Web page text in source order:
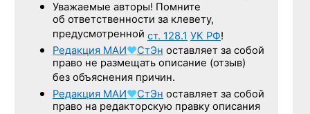
Уважаемые авторы! Помните
об ответственности за клевету,
предусмотренной ст. 128.1 УК РФ!
Редакция МАИ♥СтЭн оставляет за собой
право не размещать описание (отзыв)
без объяснения причин.
Редакция МАИ♥СтЭн оставляет за собой
право на редакторскую правку описания